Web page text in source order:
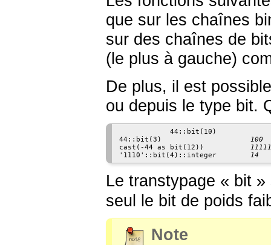
que sur les chaînes
sur des chaînes de
(le plus à gauche)
De plus, il est
ou depuis le type bit.
44::bit(3) 100
cast(-44 as bit(12))
'1110'::bit(4)::integer 14
Le transtypage « bit »
seul le bit de poids
Note